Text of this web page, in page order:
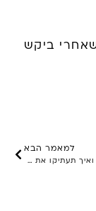
ביקש
למאמר הבא
הסוד של נתניהו, ואיך תעתיקו את זה לעסק שלכם?